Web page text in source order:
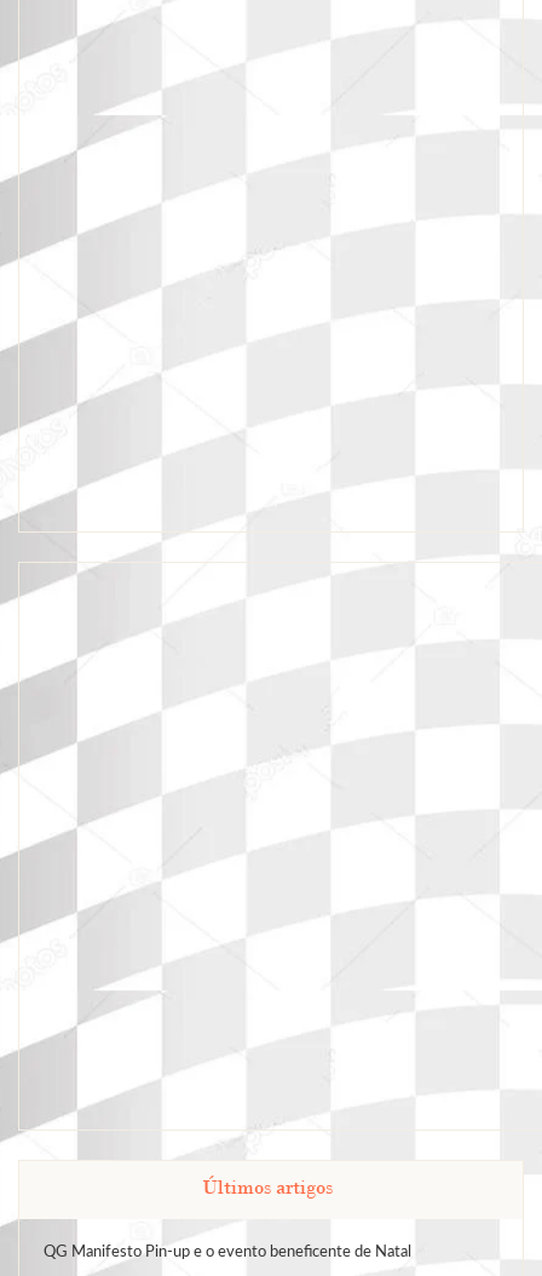
Últimos artigos
QG Manifesto Pin-up e o evento beneficente de Natal